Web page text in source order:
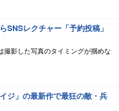
SNSレクチャー「予約投稿」
撮影した写真のタイミングが掴めな
ジ」の最新作で最狂の敵・兵